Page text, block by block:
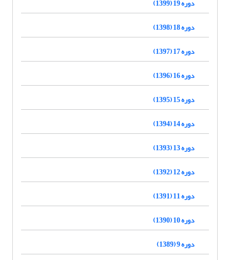
دوره 19 (1399)
دوره 18 (1398)
دوره 17 (1397)
دوره 16 (1396)
دوره 15 (1395)
دوره 14 (1394)
دوره 13 (1393)
دوره 12 (1392)
دوره 11 (1391)
دوره 10 (1390)
دوره 9 (1389)